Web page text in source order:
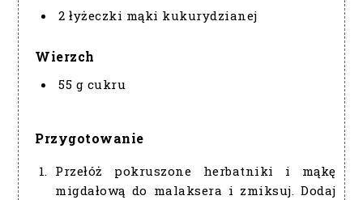
2 łyżeczki mąki kukurydzianej
Wierzch
55 g cukru
Przygotowanie
Przełóż pokruszone herbatniki i mąkę
migdałową do malaksera i zmiksuj. Dodaj